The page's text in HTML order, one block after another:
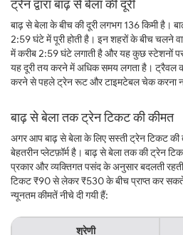
ट्रेन द्वारा बाढ़ से बेला की दूरी
बाढ़ से बेला के बीच की दूरी लगभग 136 किमी है।
2:59 घंटे में पूरी होती है। इन शहरों के बीच चलने
में करीब 2:59 घंटे लगाती है और यह कुछ स्टेशनों
यह दूरी तय करने में अधिक समय लगता है।
करने से पहले ट्रेन रूट और टाइमटेबल चेक करना
बाढ़ से बेला तक ट्रेन टिकट की कीमत
अगर आप बाढ़ से बेला के लिए सस्ती ट्रेन टिकट
बेहतरीन प्लेटफ़ॉर्म है। बाढ़ से बेला तक की ट्रेन
प्रकार और व्यक्तिगत पसंद के अनुसार बदलती
टिकट ₹90 से लेकर ₹530 के बीच प्राप्त कर
न्यूनतम कीमतें नीचे दी गयी हैं:
श्रेणी